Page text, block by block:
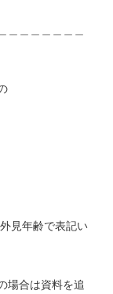
見年齢で表記い
合は資料を追